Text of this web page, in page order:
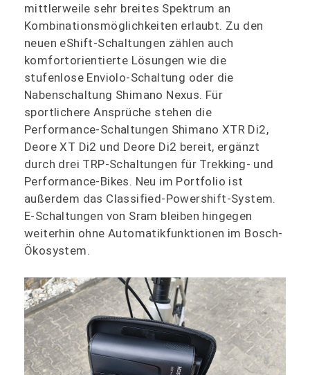
mittlerweile sehr breites Spektrum an
Kombinationsmöglichkeiten erlaubt. Zu den
neuen eShift-Schaltungen zählen auch
komfortorientierte Lösungen wie die
stufenlose Enviolo-Schaltung oder die
Nabenschaltung Shimano Nexus. Für
sportlichere Ansprüche stehen die
Performance-Schaltungen Shimano XTR Di2,
Deore XT Di2 und Deore Di2 bereit, ergänzt
durch drei TRP-Schaltungen für Trekking- und
Performance-Bikes. Neu im Portfolio ist
außerdem das Classified-Powershift-System.
E-Schaltungen von Sram bleiben hingegen
weiterhin ohne Automatikfunktionen im Bosch-
Ökosystem.